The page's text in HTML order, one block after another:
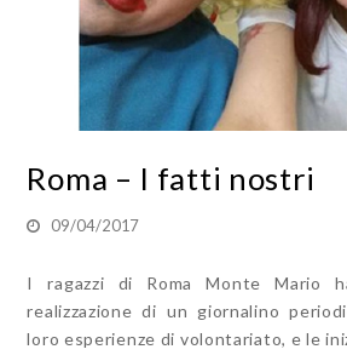
Roma – I fatti nostri
09/04/2017
I ragazzi di Roma Monte Mario
realizzazione di un giornalino
loro esperienze di volontariato, e le